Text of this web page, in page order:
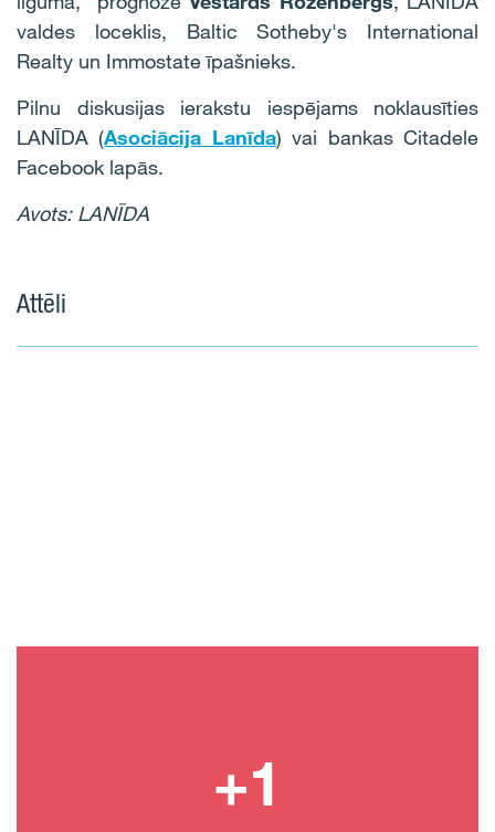
valdes loceklis, Baltic Sotheby's International
Realty un Immostate īpašnieks.
Pilnu diskusijas ierakstu iespējams noklausīties
LANĪDA (Asociācija Lanīda) vai bankas Citadele
Facebook lapās.
Avots: LANĪDA
Attēli